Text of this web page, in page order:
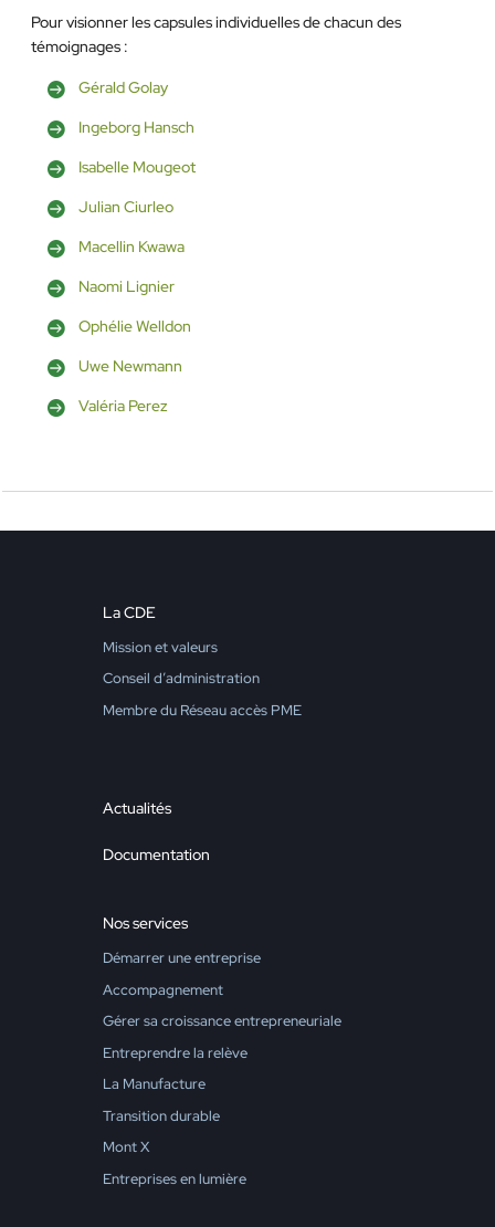
Pour visionner les capsules individuelles de chacun des
témoignages :
Gérald Golay
Ingeborg Hansch
Isabelle Mougeot
Julian Ciurleo
Macellin Kwawa
Naomi Lignier
Ophélie Welldon
Uwe Newmann
Valéria Perez
La CDE
Mission et valeurs
Conseil d’administration
Membre du Réseau accès PME
Actualités
Documentation
Nos services
Démarrer une entreprise
Accompagnement
Gérer sa croissance entrepreneuriale
Entreprendre la relève
La Manufacture
Transition durable
Mont X
Entreprises en lumière